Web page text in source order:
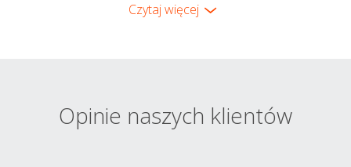
Czytaj więcej
Opinie naszych klientów